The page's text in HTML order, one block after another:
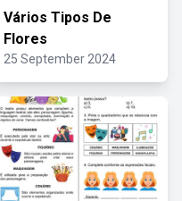
Vários Tipos De
Flores
25 September 2024